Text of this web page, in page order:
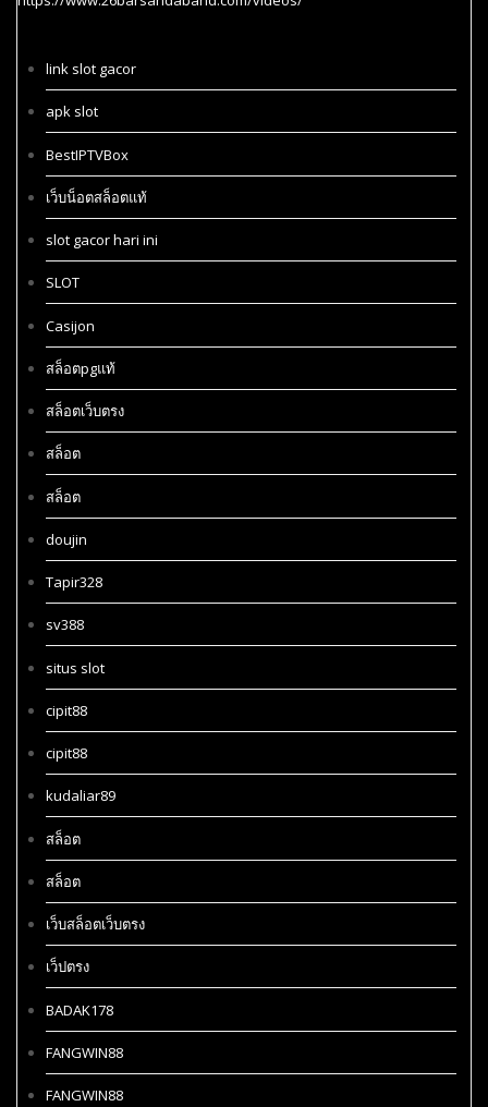
link slot gacor
apk slot
BestIPTVBox
เว็บน็อตสล็อตแท้
slot gacor hari ini
SLOT
Casijon
สล็อตpgแท้
สล็อตเว็บตรง
สล็อต
สล็อต
doujin
Tapir328
sv388
situs slot
cipit88
cipit88
kudaliar89
สล็อต
สล็อต
เว็บสล็อตเว็บตรง
เว็ปตรง
BADAK178
FANGWIN88
FANGWIN88